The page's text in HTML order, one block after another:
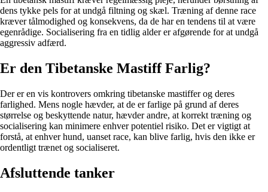
dens tykke pels for at undgå filtning og skæl. Træning af denne race
kræver tålmodighed og konsekvens, da de har en tendens til at være
egenrådige. Socialisering fra en tidlig alder er afgørende for at undgå
aggressiv adfærd.
Er den Tibetanske Mastiff Farlig?
Der er en vis kontrovers omkring tibetanske mastiffer og deres
farlighed. Mens nogle hævder, at de er farlige på grund af deres
størrelse og beskyttende natur, hævder andre, at korrekt træning og
socialisering kan minimere enhver potentiel risiko. Det er vigtigt at
forstå, at enhver hund, uanset race, kan blive farlig, hvis den ikke er
ordentligt trænet og socialiseret.
Afsluttende tanker